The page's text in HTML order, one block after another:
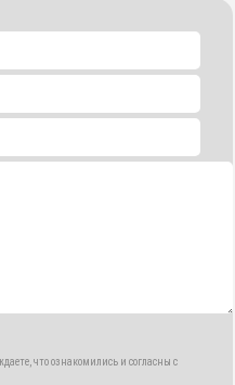
что ознакомились и согласны с